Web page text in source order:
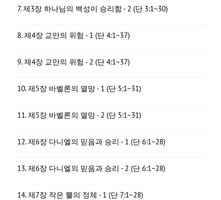
7. 제3장 하나님의 백성이 승리함 - 2 (단 3:1~30)
8. 제4장 교만의 위험 - 1 (단 4:1~37)
9. 제4장 교만의 위험 - 2 (단 4:1~37)
10. 제5장 바벨론의 멸망 - 1 (단 5:1~31)
11. 제5장 바벨론의 멸망 - 2 (단 5:1~31)
12. 제6장 다니엘의 믿음과 승리 - 1 (단 6:1~28)
13. 제6장 다니엘의 믿음과 승리 - 2 (단 6:1~28)
14. 제7장 작은 뿔의 정체 - 1 (단 7:1~28)